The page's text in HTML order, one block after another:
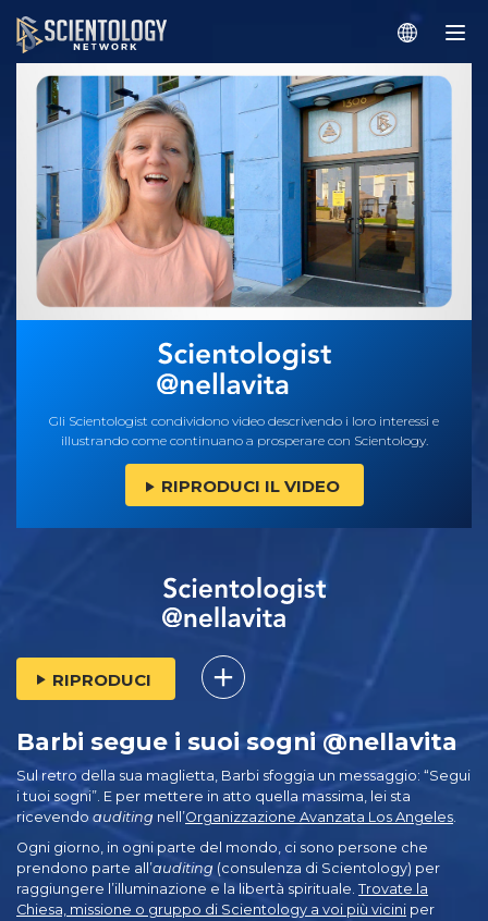
Gli Scientologist condividono video descrivendo i loro interessi e
illustrando come continuano a prosperare con Scientology.
RIPRODUCI IL VIDEO
RIPRODUCI
Barbi segue i suoi sogni @nellavita
Sul retro della sua maglietta, Barbi sfoggia un messaggio: “Segui
i tuoi sogni”. E per mettere in atto quella massima, lei sta
ricevendo auditing nell’Organizzazione Avanzata Los Angeles
Ogni giorno, in ogni parte del mondo, ci sono persone che
prendono parte all’auditing (consulenza di Scientology) per
raggiungere l’illuminazione e la libertà spirituale. Trovate la
Chiesa, missione o gruppo di Scientology a voi più vicini per